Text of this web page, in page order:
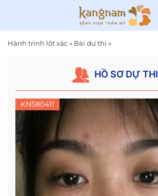
Hành trình lột xác» Bài dự thi »
HỒ SƠ DỰ THI
KN580411